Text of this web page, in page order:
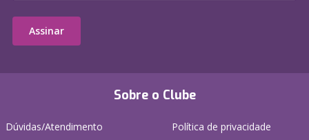
Sobre o Clube
Dúvidas/Atendimento
Política de privacidade
Assinar